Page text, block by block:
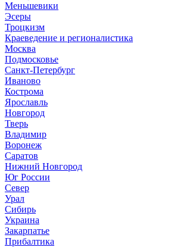
Меньшевики
Эсеры
Троцкизм
Краеведение и регионалистика
Москва
Подмосковье
Санкт-Петербург
Иваново
Кострома
Ярославль
Новгород
Тверь
Владимир
Воронеж
Саратов
Нижний Новгород
Юг России
Север
Урал
Сибирь
Украина
Закарпатье
Прибалтика